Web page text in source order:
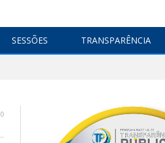
SESSÕES TRANSPARÊNCIA
0